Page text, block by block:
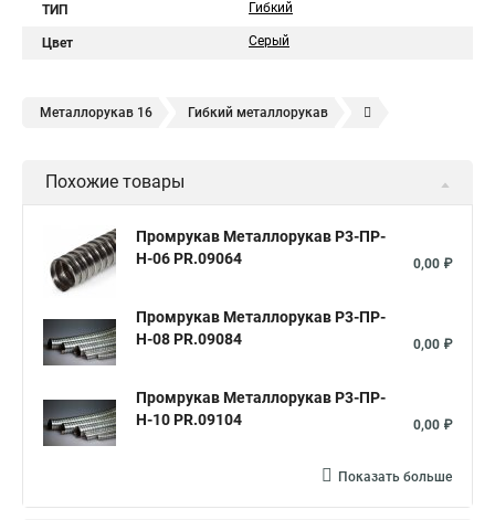
ТИП Гибкий
Цвет Серый
Металлорукав 16 Гибкий металлорукав
Металлорукав 12
Металлорукав 18 Металлорукав 20
Металлорукав 25
Металлорукав мрпи в пвх
Металлорукав высокого давления
Металлорукав 25 в пвх изоляции Металлорукав 25 мм
Металлорукав 32
Похожие товары
Промрукав Металлорукав Р3-ПР-
Н-06 PR.09064
0,00 ₽
Промрукав Металлорукав Р3-ПР-
Н-08 PR.09084
0,00 ₽
Промрукав Металлорукав Р3-ПР-
Н-10 PR.09104
0,00 ₽
Показать больше